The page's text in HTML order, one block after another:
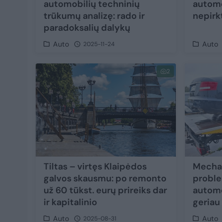
automobilių techninių
trūkumų analizę: rado ir
paradoksalių dalykų
Auto 2025-11-24 Auto
2
Tiltas – virtęs Klaipėdos
galvos skausmu: po remonto
už 60 tūkst. eurų prireiks dar
ir kapitalinio
Auto 2025-08-31 Auto